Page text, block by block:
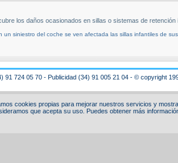
los daños ocasionados en sillas o sistemas de
un siniestro del coche se ven afectada las sillas infantiles de
91 724 05 70 - Publicidad (34) 91 005 21 04 - © copyright
cookies propias para mejorar nuestros servicios y
que acepta su uso. Puedes obtener más